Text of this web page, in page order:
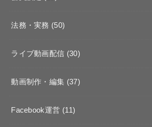
法務・実務 (50)
ライブ動画配信 (30)
動画制作・編集 (37)
Facebook運営 (11)